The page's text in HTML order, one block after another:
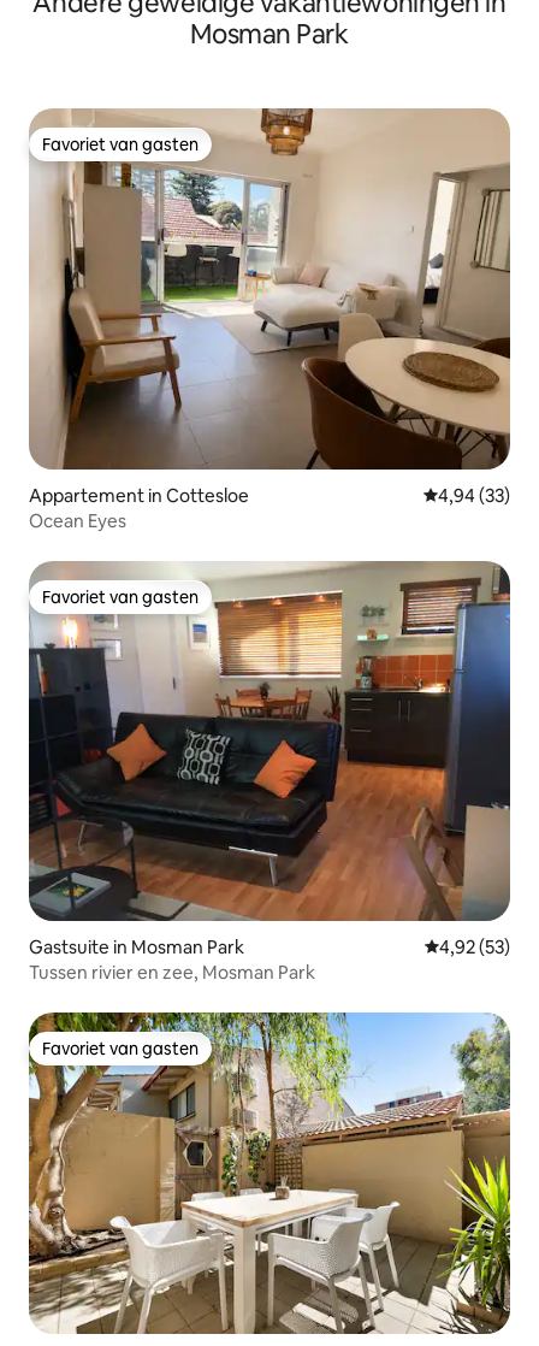
Mosman Park
Favoriet van gasten
Favoriet van gasten
Appartement in Cottesloe Gemiddelde
4,94 (33)
Ocean Eyes
Favoriet van gasten
Favoriet van gasten
Gastsuite in Mosman Park Gemiddelde
4,92 (53)
Tussen rivier en zee, Mosman Park
Favoriet van gasten
Favoriet van gasten